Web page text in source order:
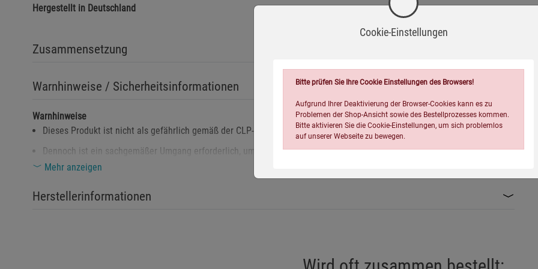
Hergestellt in Deutschland
Zusammensetzung
Warnhinweise / Sicherheitsinformationen
Warnhinweise
Dieses Produkt ist nicht als gefährlich gemäß der CLP-Verordnung (EG) Nr. 1272/2008 eingestuft.
Dennoch ist ein sachgemäßer Umgang erforderlich, um mögliche Risiken zu minimieren.
Sicherheitshinweise
Produkt außerhalb der Reichweite von Kindern aufbewahren.
Mehr anzeigen
Herstellerinformationen
Cookie-Einstellungen
Bitte prüfen Sie Ihre Cookie Einstellungen des Browsers!
Aufgrund Ihrer Deaktivierung der Browser-Cookies kann es zu
Problemen der Shop-Ansicht sowie des Bestellprozesses kommen.
Bitte aktivieren Sie die Cookie-Einstellungen, um sich problemlos
auf unserer Webseite zu bewegen.